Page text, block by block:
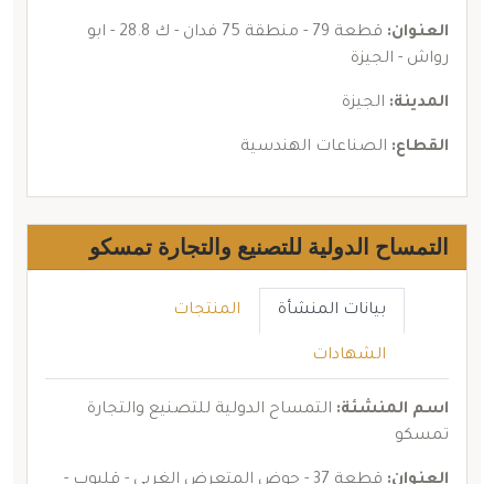
العنوان:
قطعة 79 - منطقة 75 فدان - ك 28.8 - ابو
رواش - الجيزة
المدينة: الجيزة
القطاع: الصناعات الهندسية
التمساح الدولية للتصنيع والتجارة تمسكو
بيانات المنشأة المنتجات
الشهادات
اسم المنشئة: التمساح الدولية للتصنيع والتجارة
تمسكو